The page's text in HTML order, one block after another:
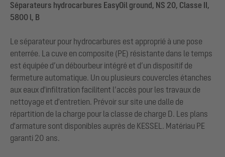
Séparateurs hydrocarbures EasyOil ground, NS 20, Classe II,
5800 l, B
Le séparateur pour hydrocarbures est approprié à une pose
enterrée. La cuve en composite (PE) résistante dans le temps
est équipée d’un débourbeur intégré et d’un dispositif de
fermeture automatique. Un ou plusieurs couvercles étanches
aux eaux d'infiltration facilitent l’accès pour les travaux de
nettoyage et d'entretien. Prévoir sur site une dalle de
répartition de la charge pour la classe de charge D. Les plans
d'armature sont disponibles auprès de KESSEL. Matériau PE
garanti 20 ans.